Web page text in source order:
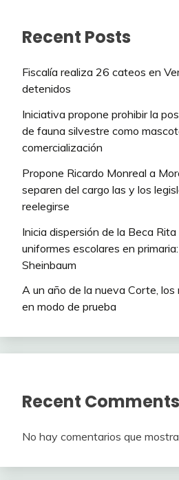
Recent Posts
Fiscalía realiza 26 cateos en
detenidos
Iniciativa propone prohibir la
de fauna silvestre como
comercialización
Propone Ricardo Monreal a
separen del cargo las y los
reelegirse
Inicia dispersión de la Beca
uniformes escolares en
Sheinbaum
A un año de la nueva Corte,
en modo de prueba
Recent Comments
No hay comentarios que